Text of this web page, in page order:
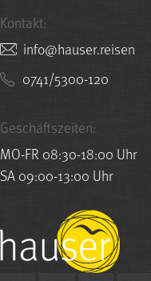
Kontakt:
nesier.resuah@ofni
0741/5300-120
Geschäftszeiten:
MO-FR 08:30-18:00 Uhr
SA 09:00-13:00 Uhr